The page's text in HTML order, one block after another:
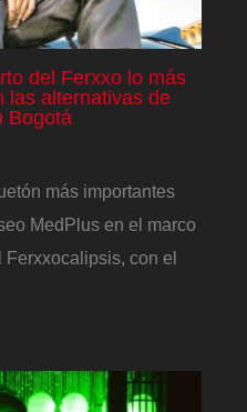
del Ferxxo lo más
las alternativas de
Bogotá
más importantes
MedPlus en el marco
Ferxxocalipsis, con el